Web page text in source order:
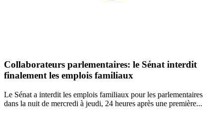
Collaborateurs parlementaires: le Sénat interdit
finalement les emplois familiaux
Le Sénat a interdit les emplois familiaux pour les parlementaires
dans la nuit de mercredi à jeudi, 24 heures après une première...